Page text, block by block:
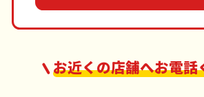
お近くの店舗へお電話